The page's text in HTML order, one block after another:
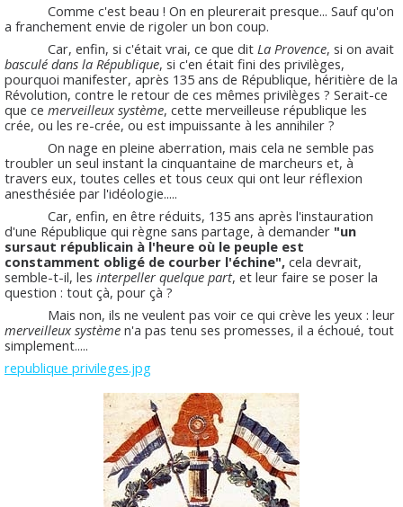
Comme c'est beau ! On en pleurerait presque... Sauf qu'on
a franchement envie de rigoler un bon coup.
Car, enfin, si c'était vrai, ce que dit La Provence, si on avait
basculé dans la République, si c'en était fini des privilèges,
pourquoi manifester, après 135 ans de République, héritière de la
Révolution, contre le retour de ces mêmes privilèges ? Serait-ce
que ce merveilleux système, cette merveilleuse république les
crée, ou les re-crée, ou est impuissante à les annihiler ?
On nage en pleine aberration, mais cela ne semble pas
troubler un seul instant la cinquantaine de marcheurs et, à
travers eux, toutes celles et tous ceux qui ont leur réflexion
anesthésiée par l'idéologie.....
Car, enfin, en être réduits, 135 ans après l'instauration
d'une République qui règne sans partage, à demander "un
sursaut républicain à l'heure où le peuple est
constamment obligé de courber l'échine", cela devrait,
semble-t-il, les interpeller quelque part, et leur faire se poser la
question : tout çà, pour çà ?
Mais non, ils ne veulent pas voir ce qui crève les yeux : leur
merveilleux système n'a pas tenu ses promesses, il a échoué, tout
simplement.....
republique privileges.jpg